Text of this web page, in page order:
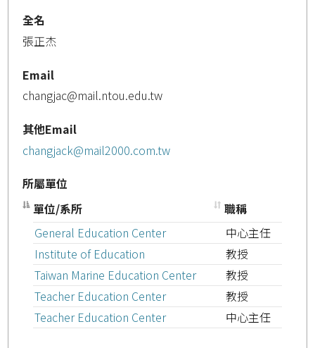
全名
張正杰
Email
changjac@mail.ntou.edu.tw
其他Email
changjack@mail2000.com.tw
所屬單位
單位/系所
職稱
General Education Center
中心主任
Institute of Education
教授
Taiwan Marine Education Center
教授
Teacher Education Center
教授
Teacher Education Center
中心主任